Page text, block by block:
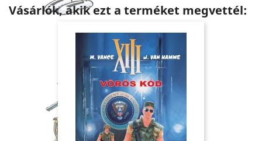
Vásárlók, akik ezt a terméket megvettél: